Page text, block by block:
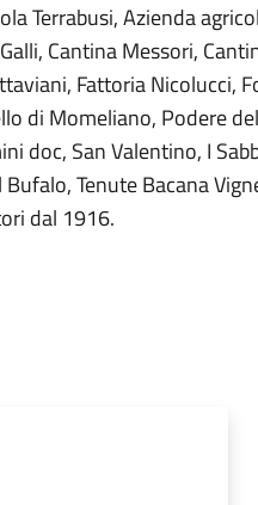
Terrabusi, Azienda
Cantina Messori,
Fattoria Nicolucci,
di Momeliano, Podere
doc, San Valentino, I
Tenute Bacana
dal 1916.